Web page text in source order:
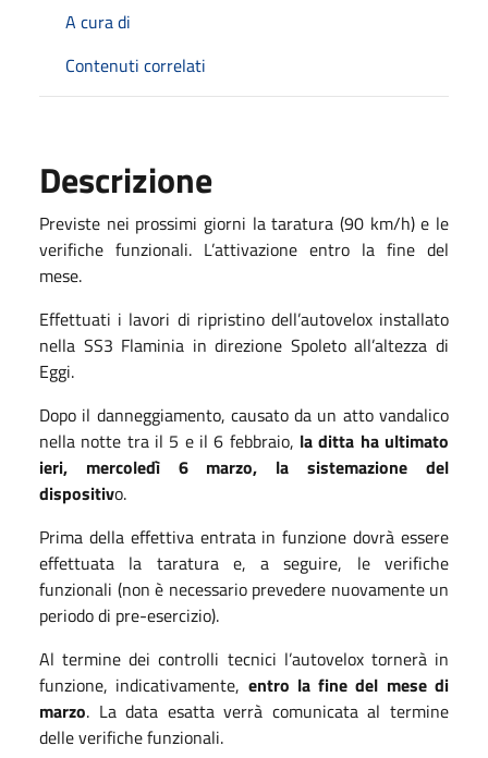
A cura di
Contenuti correlati
Descrizione
Previste nei prossimi giorni la taratura (90 km/h) e le
verifiche funzionali. L’attivazione entro la fine del
mese.
Effettuati i lavori di ripristino dell’autovelox installato
nella SS3 Flaminia in direzione Spoleto all’altezza di
Eggi.
Dopo il danneggiamento, causato da un atto vandalico
nella notte tra il 5 e il 6 febbraio, la ditta ha ultimato
ieri, mercoledì 6 marzo, la sistemazione del
dispositivo.
Prima della effettiva entrata in funzione dovrà essere
effettuata la taratura e, a seguire, le verifiche
funzionali (non è necessario prevedere nuovamente un
periodo di pre-esercizio).
Al termine dei controlli tecnici l’autovelox tornerà in
funzione, indicativamente, entro la fine del mese di
marzo. La data esatta verrà comunicata al termine
delle verifiche funzionali.